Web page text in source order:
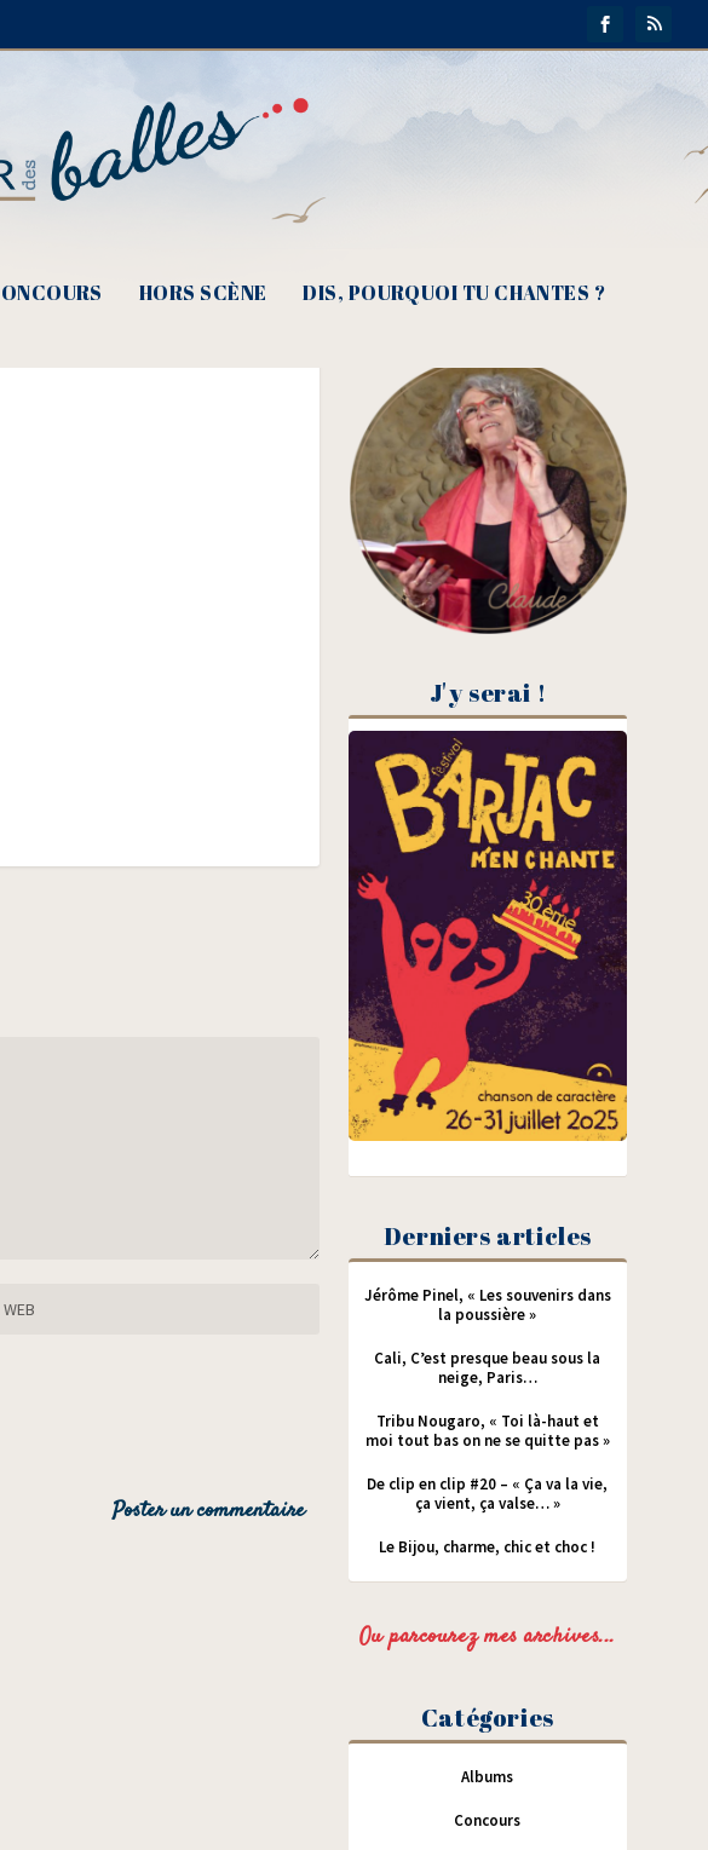
HORS SCÈNE DIS, POURQUOI TU CHANTES ?
J'y serai !
Derniers articles
Jérôme Pinel, « Les souvenirs dans
la poussière »
Cali, C’est presque beau sous la
neige, Paris…
Tribu Nougaro, « Toi là-haut et
moi tout bas on ne se quitte pas »
De clip en clip #20 – « Ça va la vie,
ça vient, ça valse… »
Le Bijou, charme, chic et choc !
Ou parcourez mes archives...
Catégories
Albums
Concours